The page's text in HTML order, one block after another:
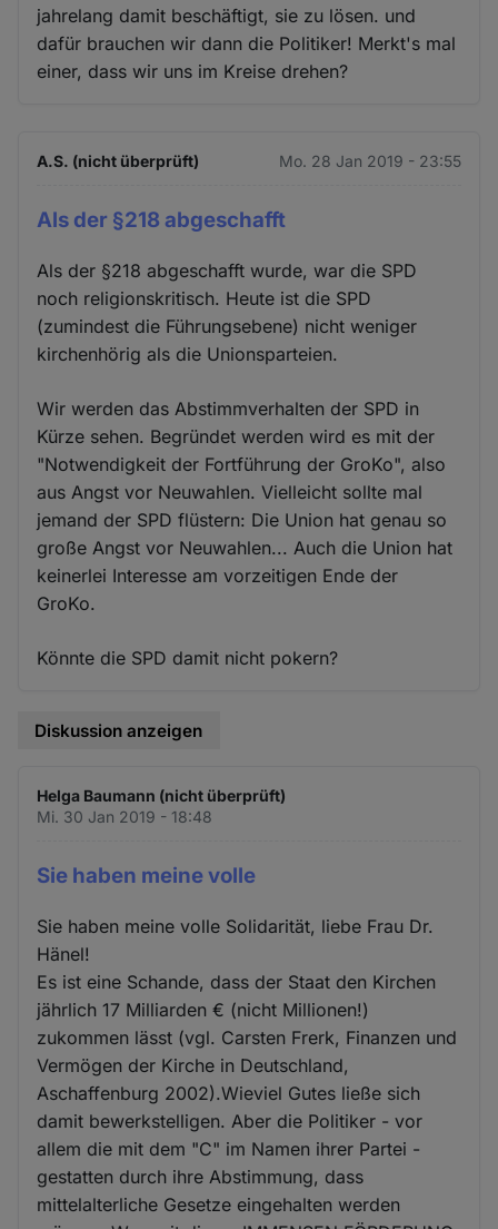
jahrelang damit beschäftigt, sie zu lösen. und
dafür brauchen wir dann die Politiker! Merkt's mal
einer, dass wir uns im Kreise drehen?
A.S. (nicht überprüft) Mo. 28 Jan 2019 - 23:55
Als der §218 abgeschafft
Als der §218 abgeschafft wurde, war die SPD
noch religionskritisch. Heute ist die SPD
(zumindest die Führungsebene) nicht weniger
kirchenhörig als die Unionsparteien.
Wir werden das Abstimmverhalten der SPD in
Kürze sehen. Begründet werden wird es mit der
"Notwendigkeit der Fortführung der GroKo", also
aus Angst vor Neuwahlen. Vielleicht sollte mal
jemand der SPD flüstern: Die Union hat genau so
große Angst vor Neuwahlen... Auch die Union hat
keinerlei Interesse am vorzeitigen Ende der
GroKo.
Könnte die SPD damit nicht pokern?
Diskussion anzeigen
Helga Baumann (nicht überprüft)
Mi. 30 Jan 2019 - 18:48
Sie haben meine volle
Sie haben meine volle Solidarität, liebe Frau Dr.
Hänel!
Es ist eine Schande, dass der Staat den Kirchen
jährlich 17 Milliarden € (nicht Millionen!)
zukommen lässt (vgl. Carsten Frerk, Finanzen und
Vermögen der Kirche in Deutschland,
Aschaffenburg 2002).Wieviel Gutes ließe sich
damit bewerkstelligen. Aber die Politiker - vor
allem die mit dem "C" im Namen ihrer Partei -
gestatten durch ihre Abstimmung, dass
mittelalterliche Gesetze eingehalten werden